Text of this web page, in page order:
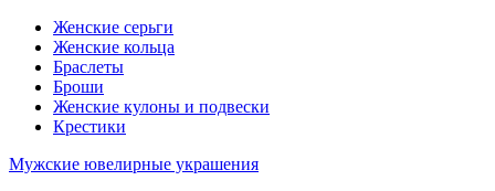
Женские серьги
Женские кольца
Браслеты
Броши
Женские кулоны и подвески
Крестики
Мужские ювелирные украшения